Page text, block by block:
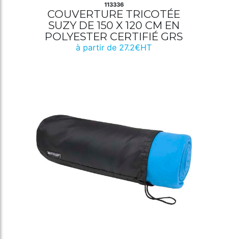
113336
COUVERTURE TRICOTÉE
SUZY DE 150 X 120 CM EN
POLYESTER CERTIFIÉ GRS
à partir de 27.2€HT